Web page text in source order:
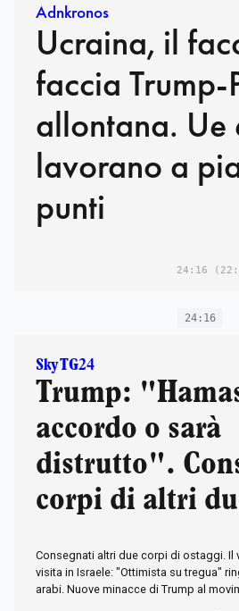
Adnkronos
Ucraina, il
faccia Trump-
allontana. Ue
lavorano a
punti
24:16
24:16
Sky TG24
Trump:
accordo o sarà
distrutto".
corpi di altri
Consegnati altri due corpi di ostaggi. Il
visita in Israele: "Ottimista su tregua"
arabi. Nuove minacce di Trump al